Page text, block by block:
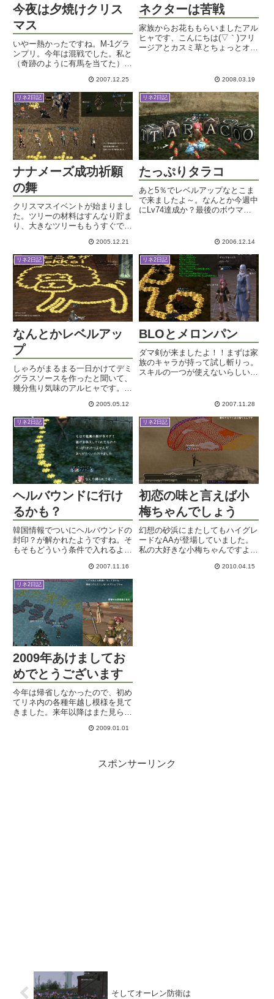
今夜は夕焼けクリス
マス
いやー熱かったですね。M-1グラ
ンプリ。今年は混戦でした。私と
（奇跡のように有馬を当てた）セ
おりまして。今年の勝者はサンド
ウィッチマンという敗者復活のコ
ンビでした。私としてはキングコ
ングも予想外に面白かったなと...
2007.12.25
ネクターは苦戦
家族からお花ももらいましたアル
ヒャです、こんにちは(▽｀)フリ
ージアとカスミ草とちょっとオレ
お祝いメッセージ下さった皆様ど
祝い強要してるみたいでアレで...
2008.03.19
リネ2日記
ナナメーズ成功祈願
の舞
クリスマスイベントが始まりまし
た。ツリーの材料はすんなり貯ま
り、大きなツリーももうすぐで
ら、れおちゃがやってきてツリー
見たそうにしているので、小さい
のを初召還。小さいって言っても
結構いいサイズだよね。喜んでく
れて...
2005.12.21
リネ2日記
たっぷりタラコ
あと5％でレベルアップなとこま
で来ましたよ～。なんとか今週中
にLv74達成か？最後のボウマス
した。でもインタールードの新ス
ーンライトセンティネルにも何...
2006.12.14
リネ2日記
なんとかレベルアッ
プ
しゃろがまるまる一日かけてデミ
グラスソースを作ったと聞いて、
幾分焦り気味のアルヒャです。こ
るしか！いや・・アレ結構大変だ
し・・まあいいや、「３０分で晩
ゴハン」のジャンルで頑張るも～
ん。で、やっとこさっとこLv5...
2005.05.12
リネ2日記
BLOとメロンパン
ダマ剣が来ましたよ！！まずは家
族のキャラが持って試し斬りっ。
スキルの一つが使えないらしいの
てもらうので、これ見よがしに
方ですが、そのまま売ったら
2007.11.28
リネ2日記
ヘルバウンドに行け
るかも？
韓国情報でついにヘルバウンドの
封印？が解かれたようですね。そ
もそもどういう条件で入れるよう
てないのですが、①サバの人々が
一定の数以上のクエアイテムをど
っかに捧げる②門番的なレイド
（バロー？）を倒すの条件がある
よ...
2007.11.16
リネ2日記
初恋の味と言えば小
梅ちゃんでしょう
幻想の砂浜にまたしてもハイグレ
ードなAAが登場していました。
私の大好きな小梅ちゃんですよ！
が入って無い方がいいのですが。
2010.04.15
リネ2日記
2009年あけましてお
めでとうございます
今年は帰省しなかったので、初め
てリネ内の各種年越し模様を見て
きました。来年以降はまた見られ
た寝過ごしそうになっていたとこ
っていうことだったので、まず
2009.01.01
スポンサーリンク
そしてオーレン防衛は